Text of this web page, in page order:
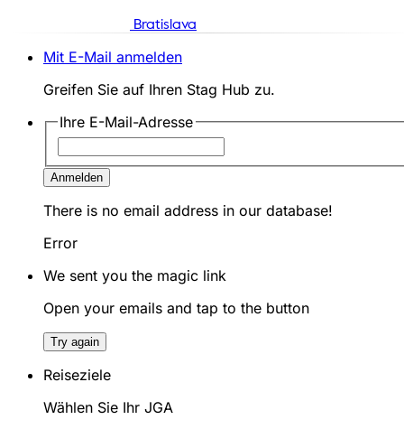
Bratislava
Mit E-Mail anmelden
Greifen Sie auf Ihren Stag Hub zu.
Ihre E-Mail-Adresse
Anmelden
There is no email address in our database!
Error
We sent you the magic link
Open your emails and tap to the button
Try again
Reiseziele
Wählen Sie Ihr JGA